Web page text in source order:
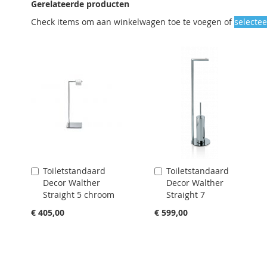
Gerelateerde producten
Check items om aan winkelwagen toe te voegen of
Toiletstandaard
Decor Walther
Straight 5 chroom
€ 405,00
Aan
winkelwagen
toevoegen
Toiletstandaard
Decor Walther
Straight 7
€ 599,00
Aan
winkelwagen
toevoegen